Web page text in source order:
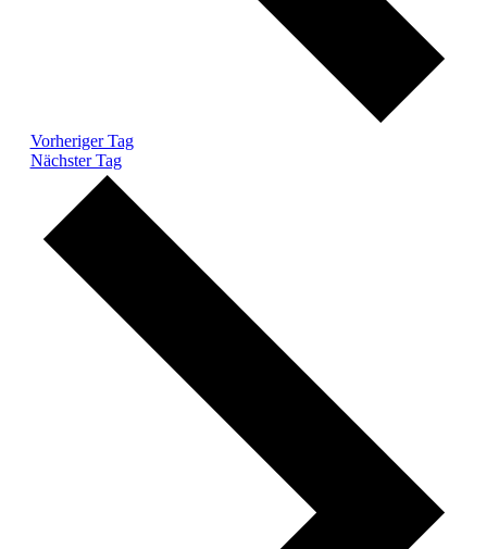
Vorheriger Tag
Nächster Tag